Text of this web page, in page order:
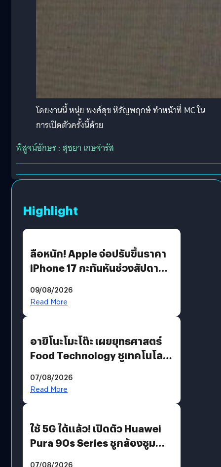
โดยงานนี้ หนุ่ย พงศ์สุข หิรัญพฤกษ์ ทำหน้าที่ MC ใน
การเปิดตัวครั้งนี้ด้วย
พิสูจน์อักษร : สุชยา เกษจำรัส
Highlight
ลือหนัก! Apple จ่อปรับขึ้นราคา
iPhone 17 กะทันหันช่วงสัปดาห์ที่
09/08/2026
Read More
อายิโนะโมะโต๊ะ เผยยุทธศาสตร์
Food Technology ชูเทคโนโลยี
บริโภคและ B2B
07/08/2026
Read More
ใช้ 5G ได้แล้ว! เปิดตัว Huawei
Pura 90s Series ชูกล้องซูม
07/08/2026